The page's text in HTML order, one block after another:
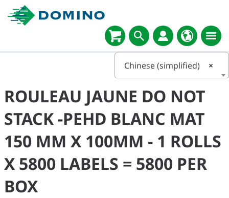
×
Chinese (simplified)
ROULEAU JAUNE DO NOT
STACK -PEHD BLANC MAT
150 MM X 100MM - 1 ROLLS
X 5800 LABELS = 5800 PER
BOX